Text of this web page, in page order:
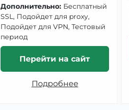
Дополнительно: Бесплатный
SSL, Подойдет для proxy,
Подойдет для VPN, Тестовый
период
Перейти на сайт
Подробнее